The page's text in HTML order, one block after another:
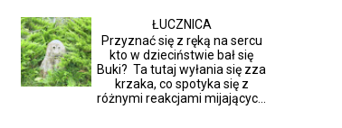
ŁUCZNICA
Przyznać się z ręką na sercu
kto w dzieciństwie bał się
Buki? Ta tutaj wyłania się zza
krzaka, co spotyka się z
różnymi reakcjami mijającyc...